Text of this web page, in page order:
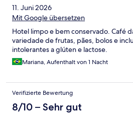
11. Juni 2026
Mit Google übersetzen
Hotel limpo e bem conservado. Café
variedade de frutas, pães, bolos e
intolerantes a glúten e lactose.
Mariana, Aufenthalt von 1 Nacht
Verifizierte Bewertung
8/10 – Sehr gut